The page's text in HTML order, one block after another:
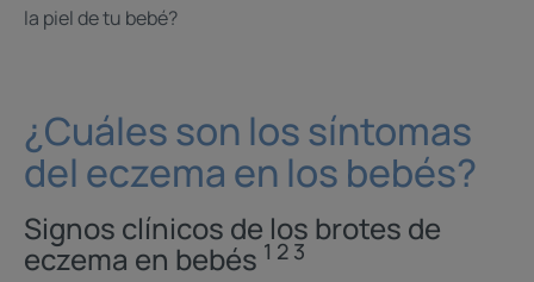
la piel de tu bebé?
¿Cuáles son los síntomas
del eczema en los bebés?
Signos clínicos de los brotes de
eczema en bebés 1 2 3